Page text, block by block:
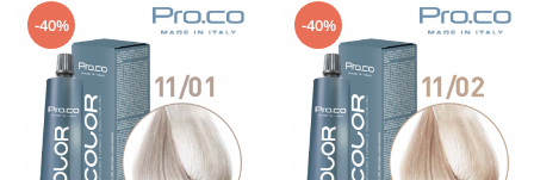
-40% -40%